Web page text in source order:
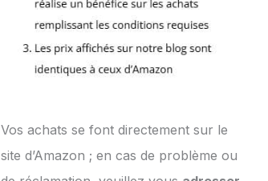
Vos achats se font directement sur le
site d’Amazon ; en cas de problème ou